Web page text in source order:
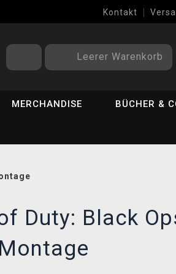
Kontakt
Leerer Warenkorb
MERCHANDISE BÜCHER &
Duty: Black